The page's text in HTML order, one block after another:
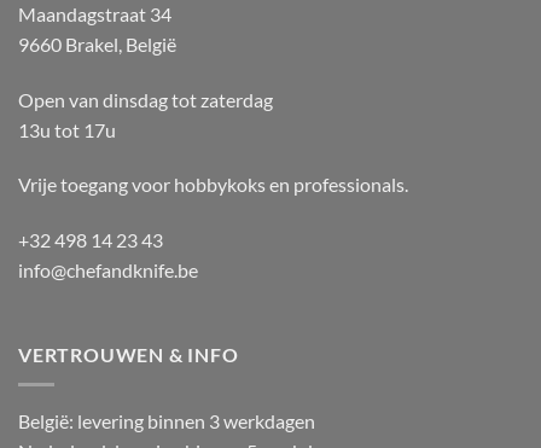
Maandagstraat 34
9660 Brakel, België
Open van dinsdag tot zaterdag
13u tot 17u
Vrije toegang voor hobbykoks en professionals.
+32 498 14 23 43
info@chefandknife.be
VERTROUWEN & INFO
België: levering binnen 3 werkdagen